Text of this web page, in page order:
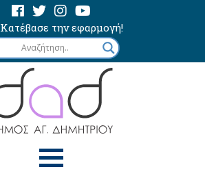
Κατέβασε την εφαρμογή!